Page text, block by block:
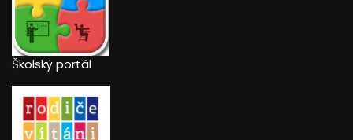
Školský portál